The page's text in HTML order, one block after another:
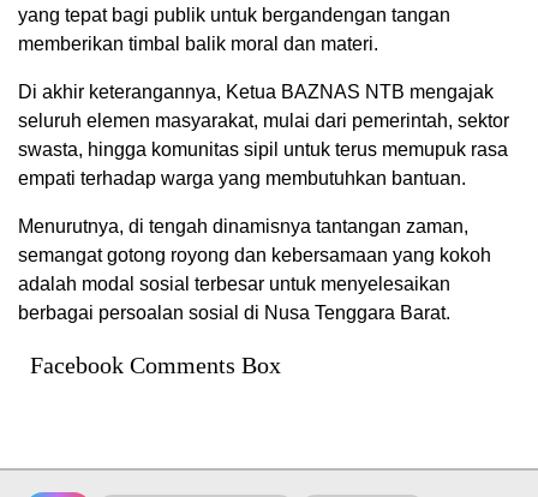
yang tepat bagi publik untuk bergandengan tangan
memberikan timbal balik moral dan materi.
Di akhir keterangannya, Ketua BAZNAS NTB mengajak
seluruh elemen masyarakat, mulai dari pemerintah, sektor
swasta, hingga komunitas sipil untuk terus memupuk rasa
empati terhadap warga yang membutuhkan bantuan.
Menurutnya, di tengah dinamisnya tantangan zaman,
semangat gotong royong dan kebersamaan yang kokoh
adalah modal sosial terbesar untuk menyelesaikan
berbagai persoalan sosial di Nusa Tenggara Barat.
Facebook Comments Box